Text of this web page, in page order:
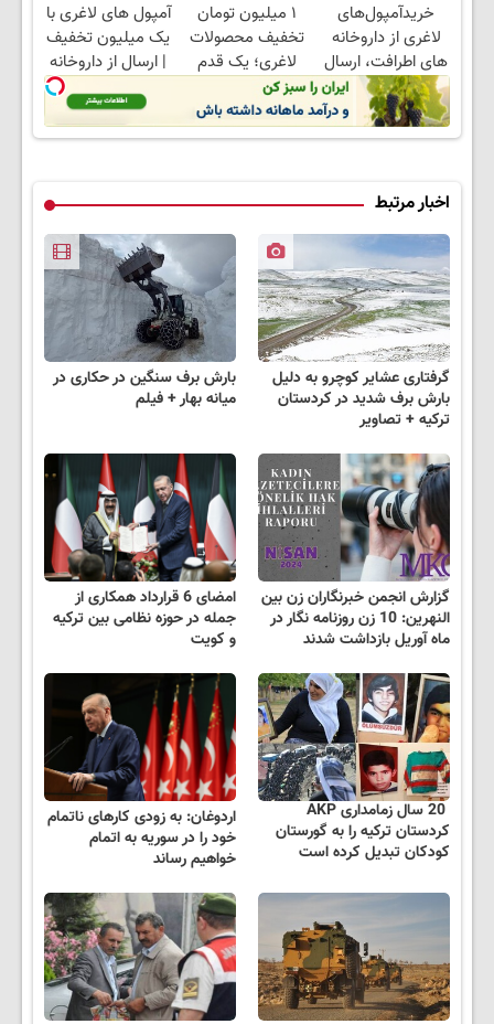
نزدیکت!
نزدیکت
خریدآمپول‌های
لاغری از داروخانه
های اطرافت، ارسال
فوری همراه با پک
یخ!
۱ میلیون تومان
تخفیف محصولات
لاغری؛ یک قدم
نزدیک‌تر به شروع
کاهش وزن
آمپول های لاغری با
یک میلیون تخفیف
| ارسال از داروخانه
های معتبر
اخبار مرتبط
گرفتاری عشایر کوچرو به دلیل
بارش برف شدید در کردستان
ترکیه + تصاویر
بارش برف سنگین در حکاری در
میانه بهار + فیلم
گزارش انجمن خبرنگاران زن بین
النهرین: 10 زن روزنامه نگار در
ماه آوریل بازداشت شدند
امضای 6 قرارداد همکاری از
جمله در حوزه نظامی بین ترکیه
و کویت
20 سال زمامداری AKP
کردستان ترکیه را به گورستان
کودکان تبدیل کرده است
اردوغان: به زودی کارهای ناتمام
خود را در سوریه به اتمام
خواهیم رساند